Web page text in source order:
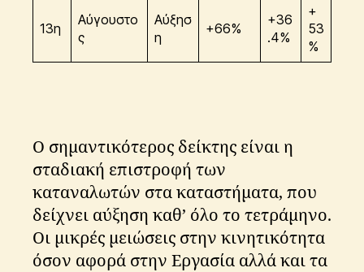
13η
Αύγουστο
ς
Αύξησ
η
+66%
+36
.4%
+
53
%
Ο σημαντικότερος δείκτης είναι η
σταδιακή επιστροφή των
καταναλωτών στα καταστήματα, που
δείχνει αύξηση καθ’ όλο το τετράμηνο.
Οι μικρές μειώσεις στην κινητικότητα
όσον αφορά στην Εργασία αλλά και τα